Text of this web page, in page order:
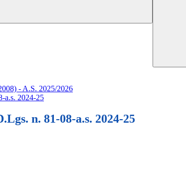
- A.S. 2025/2026
a.s. 2024-25
n. 81-08-a.s. 2024-25